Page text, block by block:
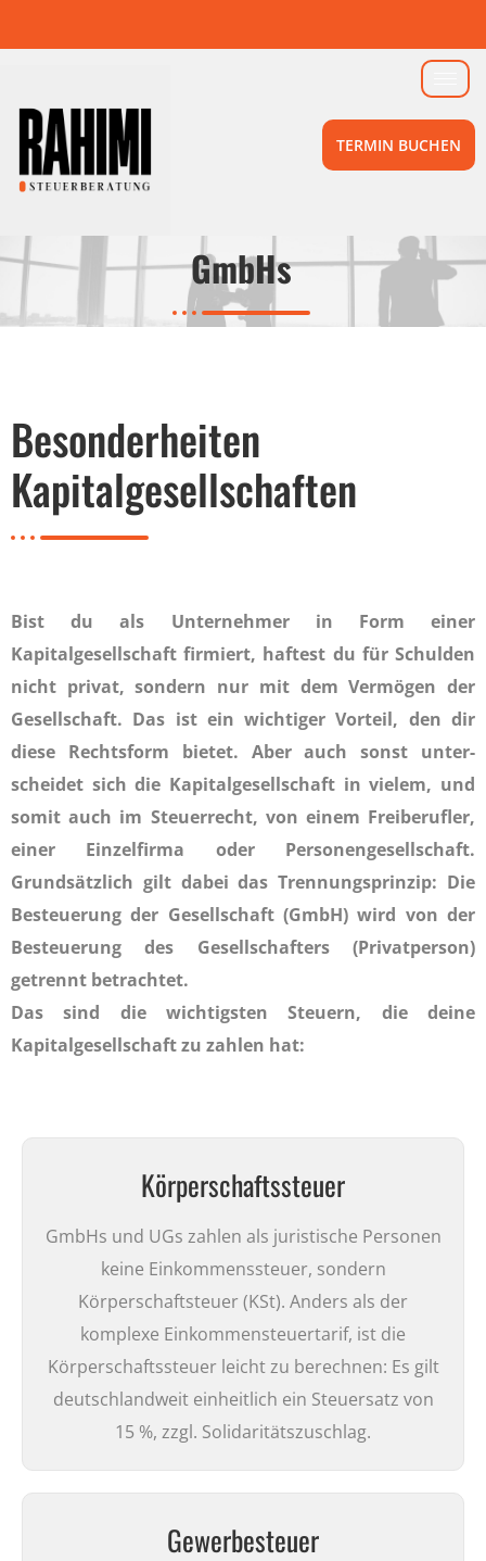
TERMIN BUCHEN
GmbHs
Besonderheiten
Kapitalgesellschaften
Bist du als Unternehmer in Form einer
Kapitalgesellschaft firmiert, haftest du für Schulden
nicht privat, sondern nur mit dem Vermögen der
Gesellschaft. Das ist ein wichtiger Vorteil, den dir
diese Rechtsform bietet. Aber auch sonst unter­
scheidet sich die Kapitalgesellschaft in vielem, und
somit auch im Steuerrecht, von einem Freiberufler,
einer Einzelfirma oder Per­sonen­gesellschaft.
Grundsätzlich gilt dabei das Trennungsprinzip: Die
Be­steu­erung der Gesellschaft (GmbH) wird von der
Besteuerung des Gesell­schafters (Privatperson)
getrennt betrachtet.
Das sind die wichtigsten Steuern, die deine
Kapitalgesellschaft zu zahlen hat:
Körperschaftssteuer
GmbHs und UGs zahlen als juristische Personen
keine Einkommenssteuer, sondern
Körperschaftsteuer (KSt). Anders als der
komplexe Einkommensteuertarif, ist die
Körperschaftssteuer leicht zu berechnen: Es gilt
deutschlandweit einheitlich ein Steuersatz von
15 %, zzgl. Solidaritätszuschlag.
Gewerbesteuer